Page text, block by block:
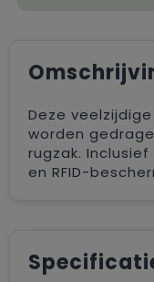
Deze
worden
rugzak.
en RFID-